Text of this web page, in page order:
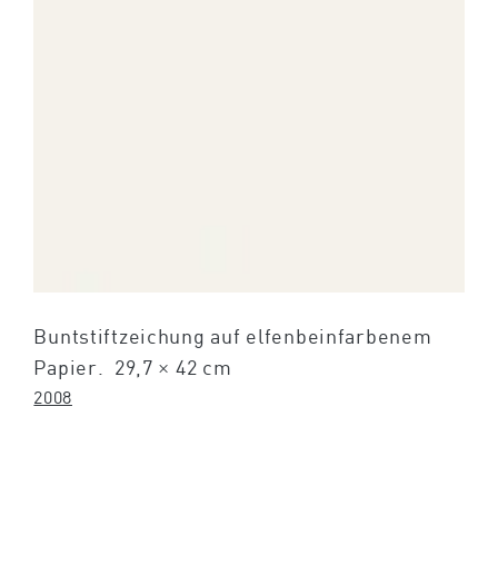
Buntstiftzeichung auf elfenbeinfarbenem
Papier. 29,7 × 42 cm
2008